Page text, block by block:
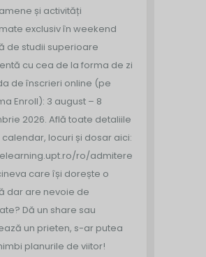
și activități
exclusiv în weekend
de studii superioare
cu cea de la forma de zi
de înscrieri online (pe
Enroll): 3 august – 8
2026. Află toate detaliile
locuri și dosar aici:
ro/admitere/
care își dorește o
dar are nevoie de
Dă un share sau
un prieten, s-ar putea
planurile de viitor!